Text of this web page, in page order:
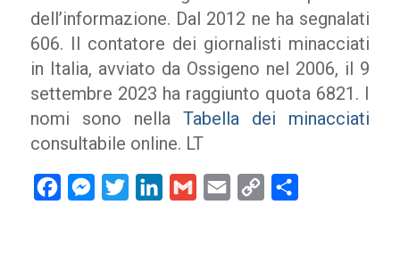
dell’informazione. Dal 2012 ne ha segnalati
606. Il contatore dei giornalisti minacciati
in Italia, avviato da Ossigeno nel 2006, il 9
settembre 2023 ha raggiunto quota 6821. I
nomi sono nellaTabella dei minacciati
consultabile online. LT
FacebookMessenger
Twitter LinkedInGmail Email
Copy